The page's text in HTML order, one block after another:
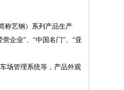
称艺钢）系列产品生产
企业”、“中国名门”、“亚
场管理系统等，产品外观